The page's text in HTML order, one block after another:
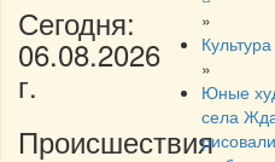
Сегодня:
06.08.2026
г.
Происшествия
»
Культура
»
Юные
села